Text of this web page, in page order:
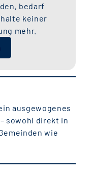
bedarf
keiner
mehr.
ausgewogenes
sowohl direkt in
wie